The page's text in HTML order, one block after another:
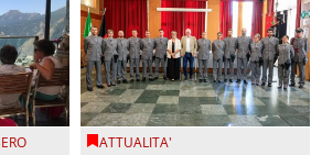
ATTUALITA'